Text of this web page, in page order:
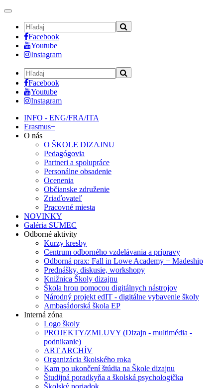
Toggle
navigation
Facebook
Youtube
Instagram
Facebook
Youtube
Instagram
INFO - ENG/FRA/ITA
Erasmus+
O nás
O ŠKOLE DIZAJNU
Pedagógovia
Partneri a spolupráce
Personálne obsadenie
Ocenenia
Občianske združenie
Zriaďovateľ
Pracovné miesta
NOVINKY
Galéria SUMEC
Odborné aktivity
Kurzy kresby
Centrum odborného vzdelávania a prípravy
Odborná prax: Fall in Lowe Academy + Madeship
Prednášky, diskusie, workshopy
Knižnica Školy dizajnu
Škola hrou pomocou digitálnych nástrojov
Národný projekt edIT - digitálne vybavenie školy
Ambasádorská škola EP
Interná zóna
Logo školy
PROJEKTY/ZMLUVY (Dizajn - multimédia -
podnikanie)
ART ARCHÍV
Organizácia školského roka
Kam po ukončení štúdia na Škole dizajnu
Študijná poradkyňa a školská psychologička
Školský poriadok